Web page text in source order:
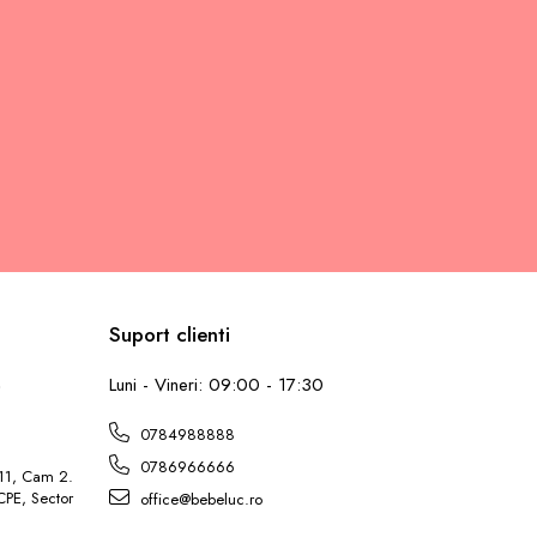
Cam 2.
Sector
Suport clienti
Luni - Vineri: 09:00 - 17:30
0784988888
0786966666
office@bebeluc.ro